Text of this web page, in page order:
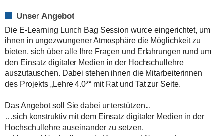
2020-
04-
29T12:00:00+02:00
2020-
04-
29T14:00:00+02:00
Unser Angebot
Die E-Learning Lunch Bag Session wurde eingerichtet, um
ihnen in ungezwungener Atmosphäre die Möglichkeit zu
bieten, sich über alle Ihre Fragen und Erfahrungen rund um
den Einsatz digitaler Medien in der Hochschullehre
auszutauschen. Dabei stehen ihnen die Mitarbeiterinnen
des Projekts „Lehre 4.0*“ mit Rat und Tat zur Seite.
Das Angebot soll Sie dabei unterstützen...
…sich konstruktiv mit dem Einsatz digitaler Medien in der
Hochschullehre auseinander zu setzen.